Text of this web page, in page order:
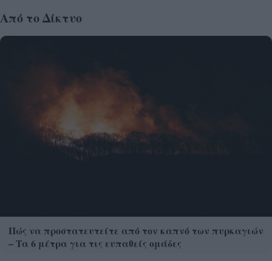
Από το Δίκτυο
Πώς να προστατευτείτε από τον καπνό των πυρκαγιών
– Τα 6 μέτρα για τις ευπαθείς ομάδες